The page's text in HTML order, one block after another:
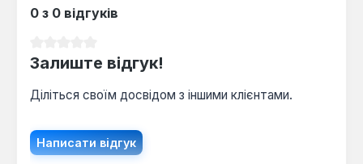
мінімалістичний дизайн.
0 з 0 відгуків
Залиште відгук!
Діліться своїм досвідом з іншими клієнтами.
Написати відгук